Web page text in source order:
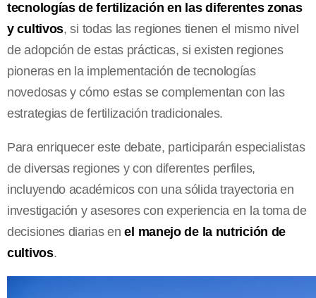
tecnologías de fertilización en las diferentes zonas
y cultivos, si todas las regiones tienen el mismo nivel
de adopción de estas prácticas, si existen regiones
pioneras en la implementación de tecnologías
novedosas y cómo estas se complementan con las
estrategias de fertilización tradicionales.
Para enriquecer este debate, participarán especialistas
de diversas regiones y con diferentes perfiles,
incluyendo académicos con una sólida trayectoria en
investigación y asesores con experiencia en la toma de
decisiones diarias enel manejo de la nutrición de
cultivos.